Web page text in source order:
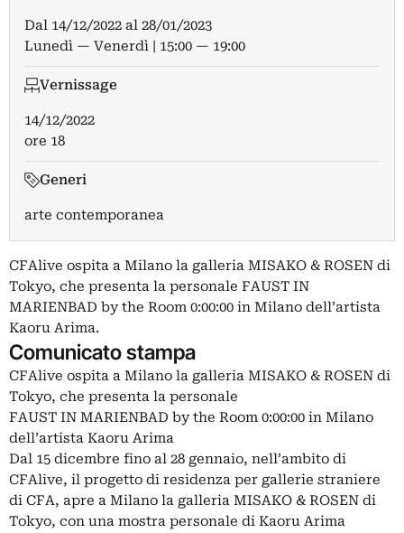
Dal 14/12/2022 al 28/01/2023
Lunedì — Venerdì | 15:00 — 19:00
Vernissage
14/12/2022
ore 18
Generi
arte contemporanea
CFAlive ospita a Milano la galleria MISAKO & ROSEN di
Tokyo, che presenta la personale FAUST IN
MARIENBAD by the Room 0:00:00 in Milano dell’artista
Kaoru Arima.
Comunicato stampa
CFAlive ospita a Milano la galleria MISAKO & ROSEN di
Tokyo, che presenta la personale
FAUST IN MARIENBAD by the Room 0:00:00 in Milano
dell’artista Kaoru Arima
Dal 15 dicembre fino al 28 gennaio, nell’ambito di
CFAlive, il progetto di residenza per gallerie straniere
di CFA, apre a Milano la galleria MISAKO & ROSEN di
Tokyo, con una mostra personale di Kaoru Arima